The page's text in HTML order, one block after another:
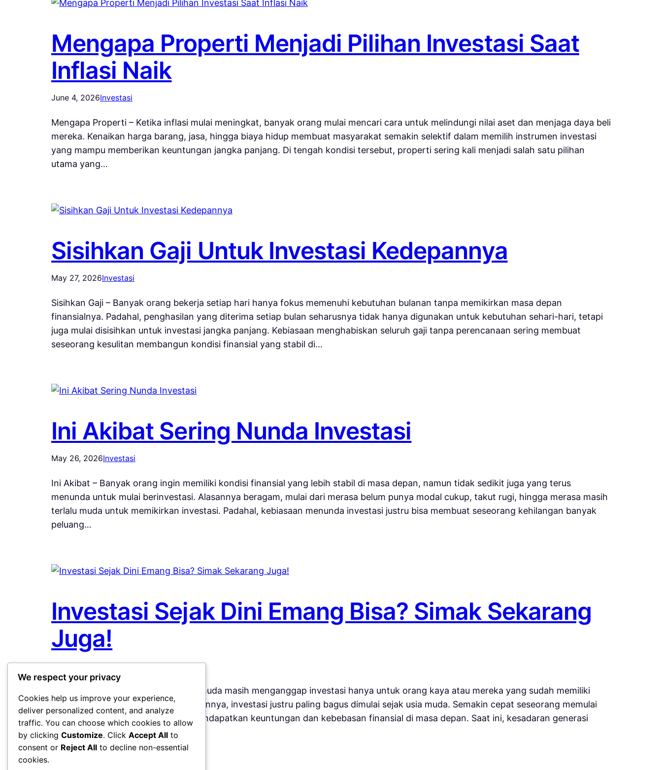
Mengapa Properti Menjadi Pilihan Investasi Saat
Inflasi Naik
June 4, 2026Investasi
Mengapa Properti – Ketika inflasi mulai meningkat, banyak orang mulai mencari cara untuk melindungi nilai aset dan menjaga daya beli
mereka. Kenaikan harga barang, jasa, hingga biaya hidup membuat masyarakat semakin selektif dalam memilih instrumen investasi
yang mampu memberikan keuntungan jangka panjang. Di tengah kondisi tersebut, properti sering kali menjadi salah satu pilihan
utama yang…
Sisihkan Gaji Untuk Investasi Kedepannya
May 27, 2026Investasi
Sisihkan Gaji – Banyak orang bekerja setiap hari hanya fokus memenuhi kebutuhan bulanan tanpa memikirkan masa depan
finansialnya. Padahal, penghasilan yang diterima setiap bulan seharusnya tidak hanya digunakan untuk kebutuhan sehari-hari, tetapi
juga mulai disisihkan untuk investasi jangka panjang. Kebiasaan menghabiskan seluruh gaji tanpa perencanaan sering membuat
seseorang kesulitan membangun kondisi finansial yang stabil di…
Ini Akibat Sering Nunda Investasi
May 26, 2026Investasi
Ini Akibat – Banyak orang ingin memiliki kondisi finansial yang lebih stabil di masa depan, namun tidak sedikit juga yang terus
menunda untuk mulai berinvestasi. Alasannya beragam, mulai dari merasa belum punya modal cukup, takut rugi, hingga merasa masih
terlalu muda untuk memikirkan investasi. Padahal, kebiasaan menunda investasi justru bisa membuat seseorang kehilangan banyak
peluang…
Investasi Sejak Dini Emang Bisa? Simak Sekarang
Juga!
May 23, 2026Investasi
Investasi Sejak Dini – Banyak anak muda masih menganggap investasi hanya untuk orang kaya atau mereka yang sudah memiliki
penghasilan besar. Padahal kenyataannya, investasi justru paling bagus dimulai sejak usia muda. Semakin cepat seseorang memulai
investasi, semakin besar peluang mendapatkan keuntungan dan kebebasan finansial di masa depan. Saat ini, kesadaran generasi
muda terhadap dunia investasi…
We respect your privacy
Cookies help us improve your experience,
deliver personalized content, and analyze
traffic. You can choose which cookies to allow
by clicking Customize. Click Accept All to
consent or Reject All to decline non-essential
cookies.